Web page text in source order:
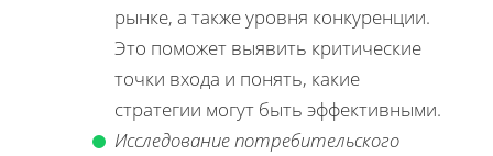
рынке, а также уровня конкуренции.
Это поможет выявить критические
точки входа и понять, какие
стратегии могут быть эффективными.
Исследование потребительского